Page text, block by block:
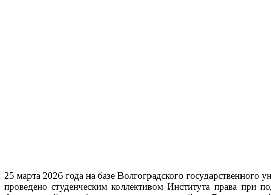
25 марта 2026 года на базе Волгоградского
проведено студенческим коллективом Института права при